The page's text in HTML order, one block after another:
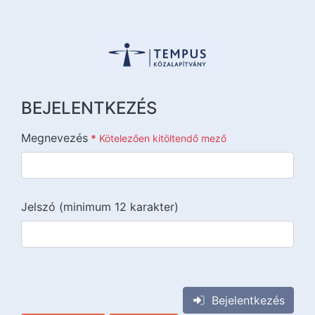
BEJELENTKEZÉS
Megnevezés * Kötelezően kitöltendő mező
Jelszó (minimum 12 karakter)
Bejelentkezés